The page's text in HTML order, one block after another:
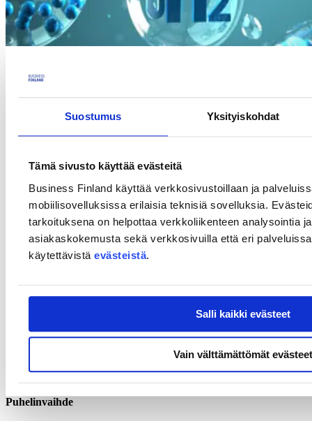
Suostumus Yksityiskohdat
Tämä sivusto käyttää evästeitä
Business Finland käyttää verkkosivustoillaan ja
mobiilisovelluksissa erilaisia teknisiä sovelluksia.
tarkoituksena on helpottaa verkkoliikenteen analysointia
asiakaskokemusta sekä verkkosivuilla että eri
käytettävistä evästeistä.
Salli kaikki evästeet
Vain välttämättömät evästeet
Innovation Norway, Business Finland ja Business Sweden kutsuvat
kaikkia pohjoismaisia innovatiivisia ekosysteemejä ja organisaatioita
liittymään tähän webinaariin ja tutustumaan vihreiden
vetymarkkinoiden löydöksiin ja oivalluksiin sekä Portugalin
mahdollisuuksiin.
Tässä webinaarissa Portugalin vetykentän asiantuntijat esittelevät
Portugalin vetymarkkinoita sekä trendejä ja
Lue lisää ja ilmoittaudu mukaan tapahtumanenglanninkieliseltä
Yhteystiedot
Laskutustiedot
Puhelinvaihde